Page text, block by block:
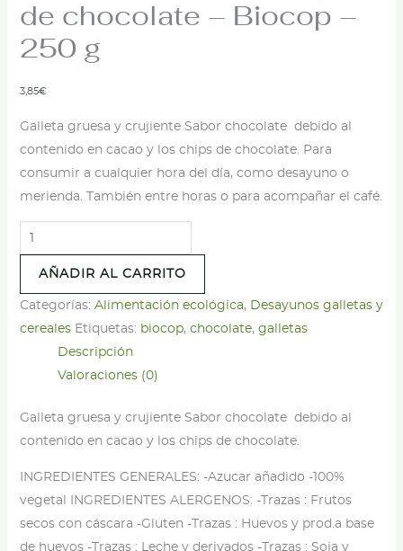
de chocolate – Biocop –
250 g
3,85€
Galleta gruesa y crujiente Sabor chocolate debido al
contenido en cacao y los chips de chocolate. Para
consumir a cualquier hora del día, como desayuno o
merienda. También entre horas o para acompañar el café.
Galleta
cacao
con
chips
de
chocolate
-
250
AÑADIR AL CARRITO
Categorías: Alimentación ecológica, Desayunos galletas y
cereales Etiquetas: biocop, chocolate, galletas
Descripción
Valoraciones (0)
Galleta gruesa y crujiente Sabor chocolate debido al
contenido en cacao y los chips de chocolate.
INGREDIENTES GENERALES: -Azucar añadido -100%
vegetal INGREDIENTES ALERGENOS: -Trazas : Frutos
secos con cáscara -Gluten -Trazas : Huevos y prod.a base
de huevos -Trazas : Leche y derivados -Trazas : Soja y